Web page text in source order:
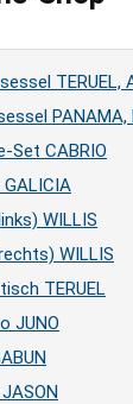
TERUEL,
Set CABRIO
WILLIS
WILLIS
TERUEL
JUNO